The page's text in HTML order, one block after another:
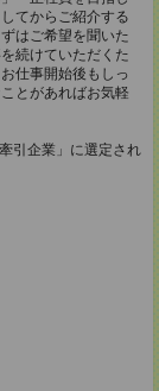
てからご紹介する
はご希望を聞いた
続けていただくた
仕事開始後もしっ
とがあればお気軽
引企業」に選定され